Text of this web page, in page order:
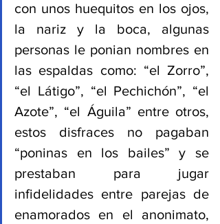
con unos huequitos en los ojos,
la nariz y la boca, algunas
personas le ponian nombres en
las espaldas como: “el Zorro”,
“el Látigo”, “el Pechichón”, “el
Azote”, “el Águila” entre otros,
estos disfraces no pagaban
“poninas en los bailes” y se
prestaban para jugar
infidelidades entre parejas de
enamorados en el anonimato,